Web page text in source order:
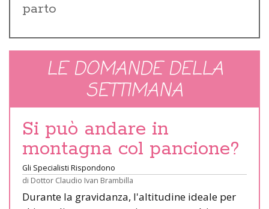
parto
LE DOMANDE DELLA
SETTIMANA
Si può andare in
montagna col pancione?
Gli Specialisti Rispondono
di Dottor Claudio Ivan Brambilla
Durante la gravidanza, l'altitudine ideale per